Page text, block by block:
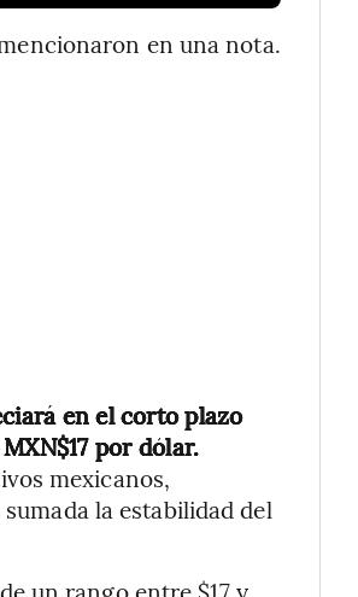
en una nota.
en el corto plazo
por dólar.
mexicanos,
la estabilidad del